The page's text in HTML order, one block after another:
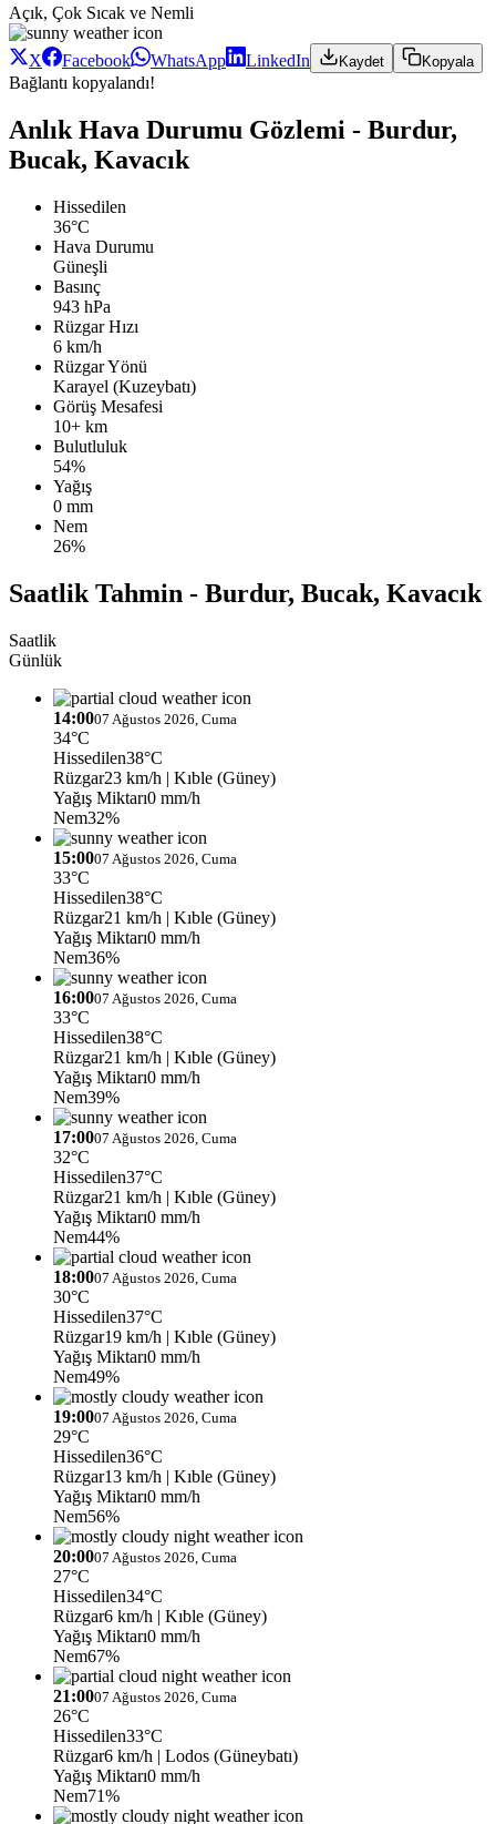
Açık, Çok Sıcak ve Nemli
X Facebook WhatsApp LinkedIn Kaydet Kopyala
Bağlantı kopyalandı!
Anlık Hava Durumu Gözlemi - Burdur,
Bucak, Kavacık
Hissedilen
36°C
Hava Durumu
Güneşli
Basınç
943 hPa
Rüzgar Hızı
6 km/h
Rüzgar Yönü
Karayel (Kuzeybatı)
Görüş Mesafesi
10+ km
Bulutluluk
54%
Yağış
0 mm
Nem
26%
Saatlik Tahmin - Burdur, Bucak, Kavacık
Saatlik
Günlük
14:0007 Ağustos 2026, Cuma
34°C
Hissedilen38°C
Rüzgar23 km/h | Kıble (Güney)
Yağış Miktarı0 mm/h
Nem32%
15:0007 Ağustos 2026, Cuma
33°C
Hissedilen38°C
Rüzgar21 km/h | Kıble (Güney)
Yağış Miktarı0 mm/h
Nem36%
16:0007 Ağustos 2026, Cuma
33°C
Hissedilen38°C
Rüzgar21 km/h | Kıble (Güney)
Yağış Miktarı0 mm/h
Nem39%
17:0007 Ağustos 2026, Cuma
32°C
Hissedilen37°C
Rüzgar21 km/h | Kıble (Güney)
Yağış Miktarı0 mm/h
Nem44%
18:0007 Ağustos 2026, Cuma
30°C
Hissedilen37°C
Rüzgar19 km/h | Kıble (Güney)
Yağış Miktarı0 mm/h
Nem49%
19:0007 Ağustos 2026, Cuma
29°C
Hissedilen36°C
Rüzgar13 km/h | Kıble (Güney)
Yağış Miktarı0 mm/h
Nem56%
20:0007 Ağustos 2026, Cuma
27°C
Hissedilen34°C
Rüzgar6 km/h | Kıble (Güney)
Yağış Miktarı0 mm/h
Nem67%
21:0007 Ağustos 2026, Cuma
26°C
Hissedilen33°C
Rüzgar6 km/h | Lodos (Güneybatı)
Yağış Miktarı0 mm/h
Nem71%